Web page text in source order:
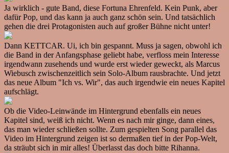
Ja wirklich - gute Band, diese Fortuna Ehrenfeld. Kein Punk, aber
dafür Pop, und das kann ja auch ganz schön sein. Und tatsächlich
gehen die drei Protagonisten auch auf großer Bühne nicht unter!
Dann KETTCAR. Ui, ich bin gespannt. Muss ja sagen, obwohl ich
die Band in der Anfangsphase geliebt habe, verfloss mein Interesse
irgendwann zusehends und wurde erst wieder geweckt, als Marcus
Wiebusch zwischenzeitlich sein Solo-Album rausbrachte. Und jetzt
das neue Album "Ich vs. Wir", das auch irgendwie ein neues Kapitel
aufschlägt.
Ob die Video-Leinwände im Hintergrund ebenfalls ein neues
Kapitel sind, weiß ich nicht. Wenn es nach mir ginge, dann eines,
das man wieder schließen sollte. Zum gespielten Song parallel das
Video im Hintergrund zeigen ist so dermaßen tief in der Pop-Welt,
da sträubt sich in mir alles! Überlasst das doch bitte Rihanna.